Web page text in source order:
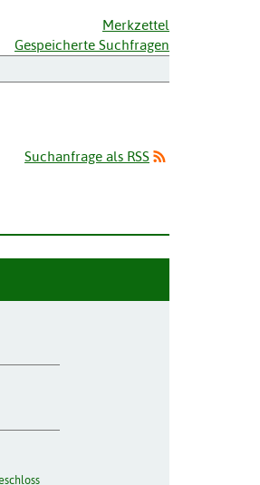
Merkzettel
Gespeicherte Suchfragen
Suchanfrage als RSS